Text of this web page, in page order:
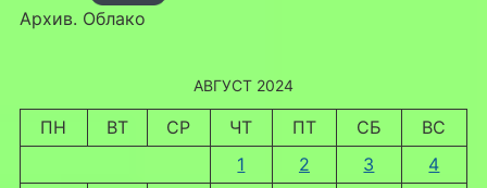
Архив. Облако
АВГУСТ 2024
ПН ВТ СР ЧТ ПТ СБ
ВС
1
2 3
4